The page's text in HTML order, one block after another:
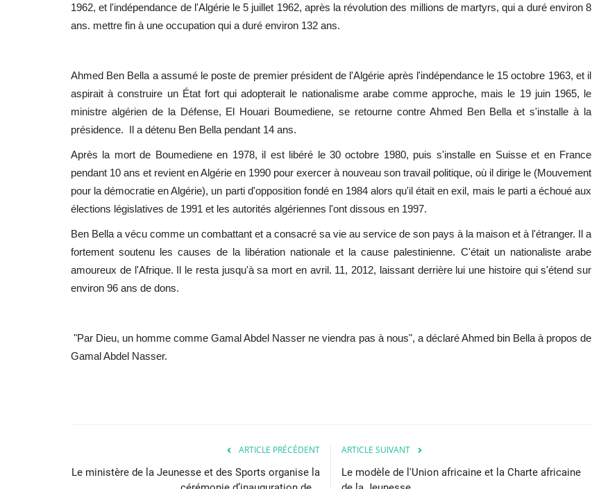
1962, et l'indépendance de l'Algérie le 5 juillet 1962, après la révolution des millions de martyrs, qui a duré environ 8
ans. mettre fin à une occupation qui a duré environ 132 ans.
Ahmed Ben Bella a assumé le poste de premier président de l'Algérie après l'indépendance le 15 octobre 1963, et il
aspirait à construire un État fort qui adopterait le nationalisme arabe comme approche, mais le 19 juin 1965, le
ministre algérien de la Défense, El Houari Boumediene, se retourne contre Ahmed Ben Bella et s'installe à la
présidence. Il a détenu Ben Bella pendant 14 ans.
Après la mort de Boumediene en 1978, il est libéré le 30 octobre 1980, puis s'installe en Suisse et en France
pendant 10 ans et revient en Algérie en 1990 pour exercer à nouveau son travail politique, où il dirige le (Mouvement
pour la démocratie en Algérie), un parti d'opposition fondé en 1984 alors qu'il était en exil, mais le parti a échoué aux
élections législatives de 1991 et les autorités algériennes l'ont dissous en 1997.
Ben Bella a vécu comme un combattant et a consacré sa vie au service de son pays à la maison et à l'étranger. Il a
fortement soutenu les causes de la libération nationale et la cause palestinienne. C'était un nationaliste arabe
amoureux de l'Afrique. Il le resta jusqu'à sa mort en avril. 11, 2012, laissant derrière lui une histoire qui s'étend sur
environ 96 ans de dons.
"Par Dieu, un homme comme Gamal Abdel Nasser ne viendra pas à nous", a déclaré Ahmed bin Bella à propos de
Gamal Abdel Nasser.
ARTICLE PRÉCÉDENT
Le ministère de la Jeunesse et des Sports organise la
ARTICLE SUIVANT
Le modèle de l'Union africaine et la Charte africaine